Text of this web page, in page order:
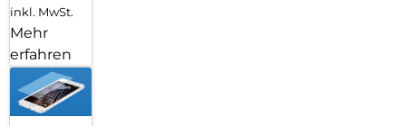
inkl. MwSt.
Mehr
erfahren